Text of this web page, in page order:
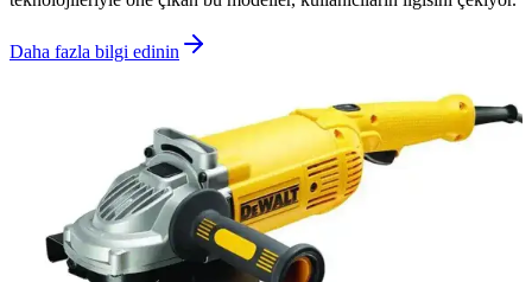
Daha fazla bilgi edinin